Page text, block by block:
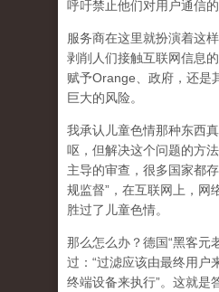
呼吁禁止他们对用户通信的
服务商在这里就扮演着这
剥削人们接触互联网信息
赋予Orange、政府，还是
巨大的风险。
我承认儿童色情那种东西
呕，但解决这个问题的方
主导的审查，很多国家都
规监督”，在互联网上，网
胜过了儿童色情。
那么怎么办？德国“黑客元
过：“过滤应该由最终用户
终端设备来执行”。这就是